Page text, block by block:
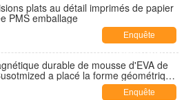
plats au détail imprimés de papier
PMS emballage
Enquête
maintenant
durable de mousse d'EVA de
a placé la forme géométrique
Enquête